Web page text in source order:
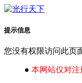
提示信息
您没有权限访问此页
● 本网站仅对注